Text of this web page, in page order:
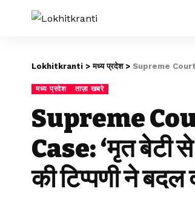
Lokhitkranti >मध्य प्रदेश> Supreme Court on
मध्य प्रदेश ताज़ा खबरे
Supreme
Case: ‘मृत बेटी से
की टिप्पणी ने बदल